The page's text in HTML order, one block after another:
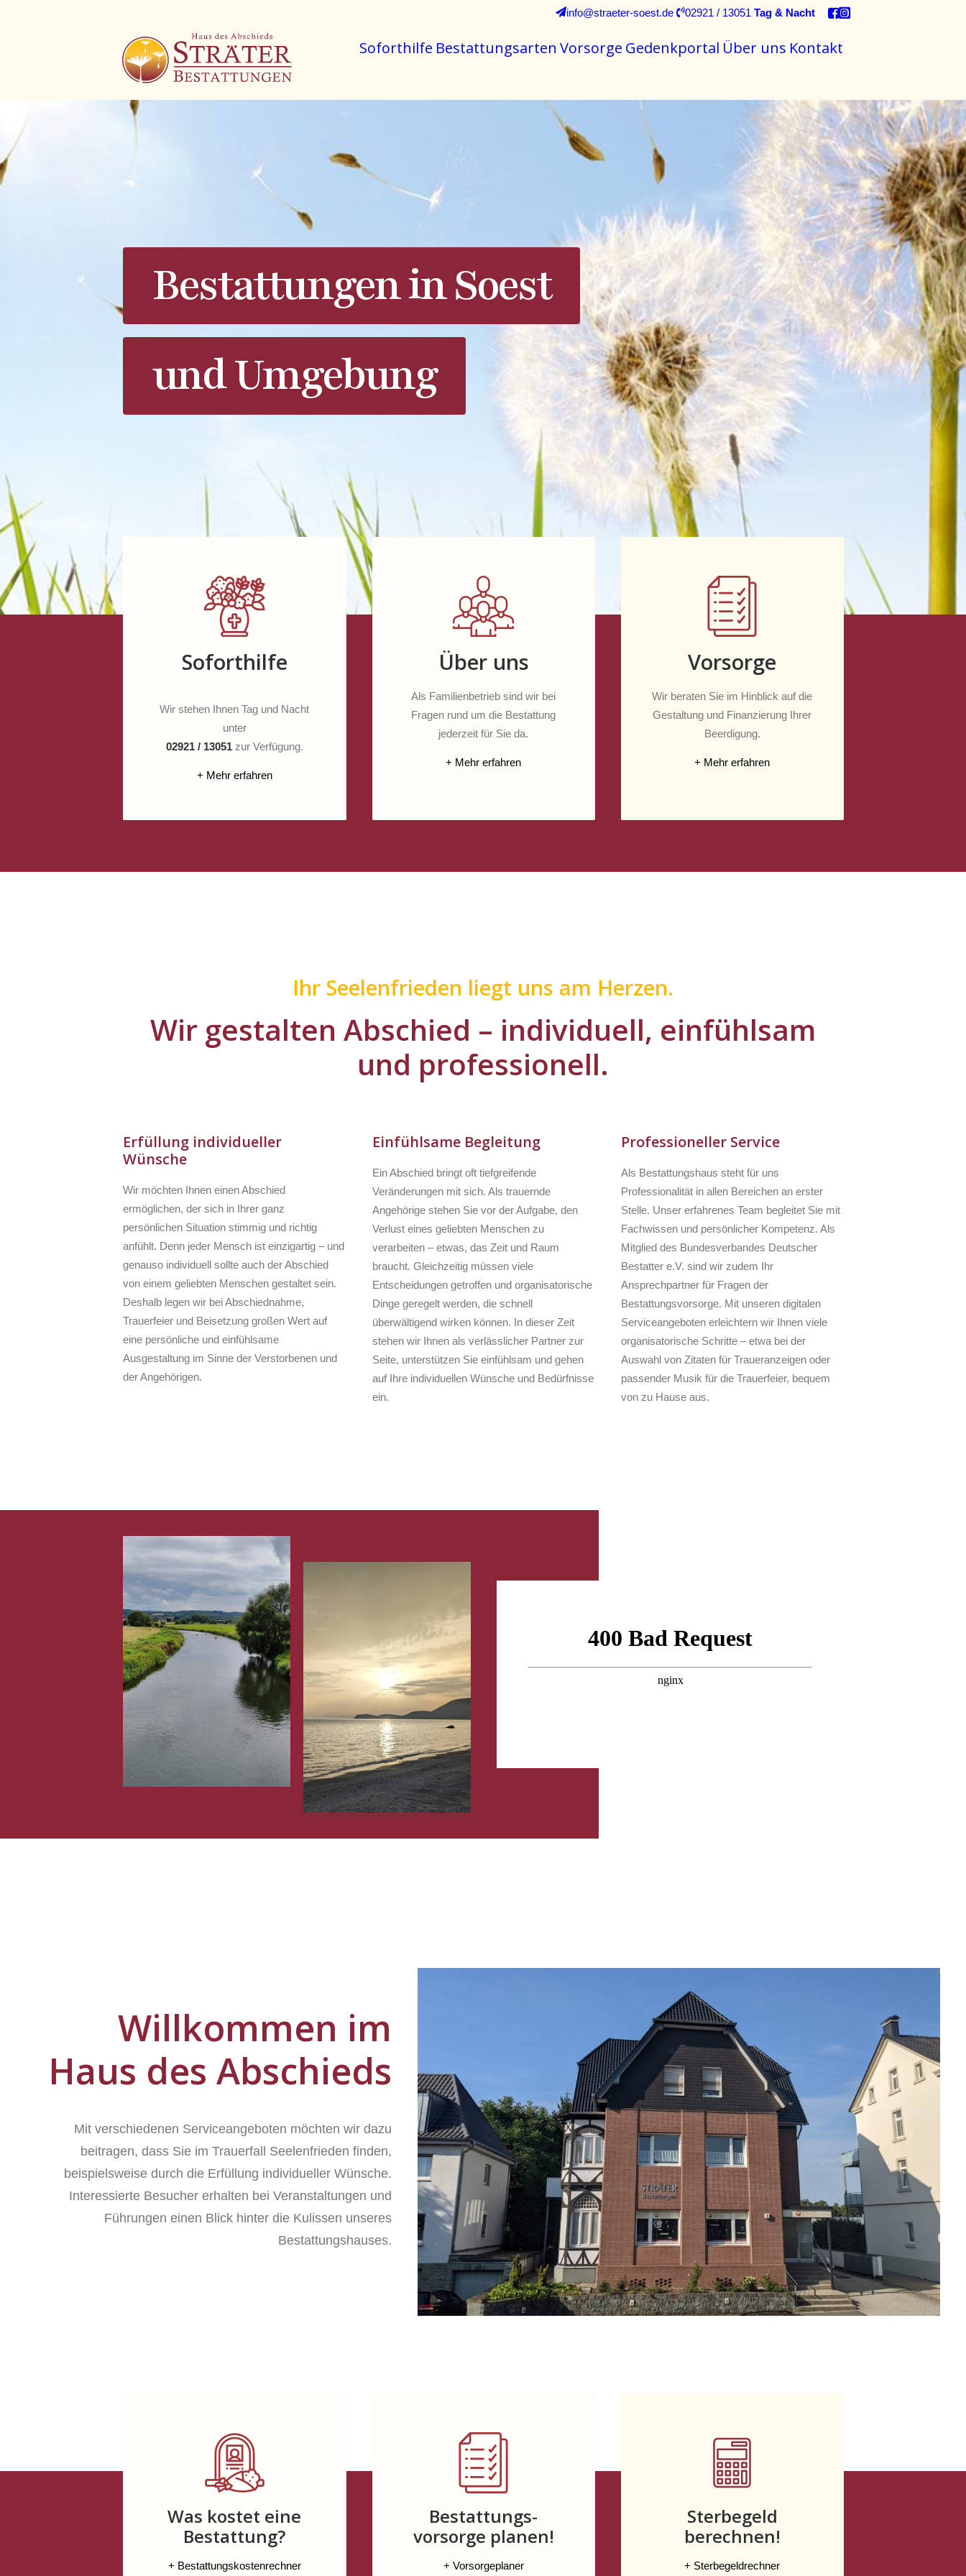
info@straeter-soest.de 02921 / 13051 Tag & Nacht
Soforthilfe Bestattungsarten Vorsorge Gedenkportal Über uns Kontakt
Bestattungen in Soest
und Umgebung
Soforthilfe
Wir stehen Ihnen Tag und Nacht
unter
02921 / 13051zur Verfügung.
+ Mehr erfahren
Über uns
Als Familienbetrieb sind wir bei
Fragen rund um die Bestattung
jederzeit für Sie da.
+ Mehr erfahren
Vorsorge
Wir beraten Sie im Hinblick auf die
Gestaltung und Finanzierung Ihrer
Beerdigung.
+ Mehr erfahren
Ihr Seelenfrieden liegt uns am Herzen.
Wir gestalten Abschied – individuell, einfühlsam
und professionell.
Erfüllung individueller
Wünsche
Wir möchten Ihnen einen Abschied
ermöglichen, der sich in Ihrer ganz
persönlichen Situation stimmig und richtig
anfühlt. Denn jeder Mensch ist einzigartig – und
genauso individuell sollte auch der Abschied
von einem geliebten Menschen gestaltet sein.
Deshalb legen wir bei Abschiednahme,
Trauerfeier und Beisetzung großen Wert auf
eine persönliche und einfühlsame
Ausgestaltung im Sinne der Verstorbenen und
der Angehörigen.
Einfühlsame Begleitung
Ein Abschied bringt oft tiefgreifende
Veränderungen mit sich. Als trauernde
Angehörige stehen Sie vor der Aufgabe, den
Verlust eines geliebten Menschen zu
verarbeiten – etwas, das Zeit und Raum
braucht. Gleichzeitig müssen viele
Entscheidungen getroffen und organisatorische
Dinge geregelt werden, die schnell
überwältigend wirken können. In dieser Zeit
stehen wir Ihnen als verlässlicher Partner zur
Seite, unterstützen Sie einfühlsam und gehen
auf Ihre individuellen Wünsche und Bedürfnisse
ein.
Professioneller Service
Als Bestattungshaus steht für uns
Professionalität in allen Bereichen an erster
Stelle. Unser erfahrenes Team begleitet Sie mit
Fachwissen und persönlicher Kompetenz. Als
Mitglied des Bundesverbandes Deutscher
Bestatter e.V. sind wir zudem Ihr
Ansprechpartner für Fragen der
Bestattungsvorsorge. Mit unseren digitalen
Serviceangeboten erleichtern wir Ihnen viele
organisatorische Schritte – etwa bei der
Auswahl von Zitaten für Traueranzeigen oder
passender Musik für die Trauerfeier, bequem
von zu Hause aus.
Willkommen im
Haus des Abschieds
Mit verschiedenen Serviceangeboten möchten wir dazu
beitragen, dass Sie im Trauerfall Seelenfrieden finden,
beispielsweise durch die Erfüllung individueller Wünsche.
Interessierte Besucher erhalten bei Veranstaltungen und
Führungen einen Blick hinter die Kulissen unseres
Bestattungshauses.
Was kostet eine
Bestattung?
+ Bestattungskostenrechner
Bestattungs-
vorsorge planen!
+ Vorsorgeplaner
Sterbegeld
berechnen!
+ Sterbegeldrechner